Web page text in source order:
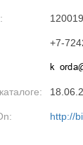
+7-
http://